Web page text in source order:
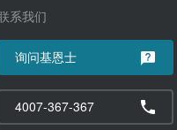
系我们
询问基恩士
4007-367-367